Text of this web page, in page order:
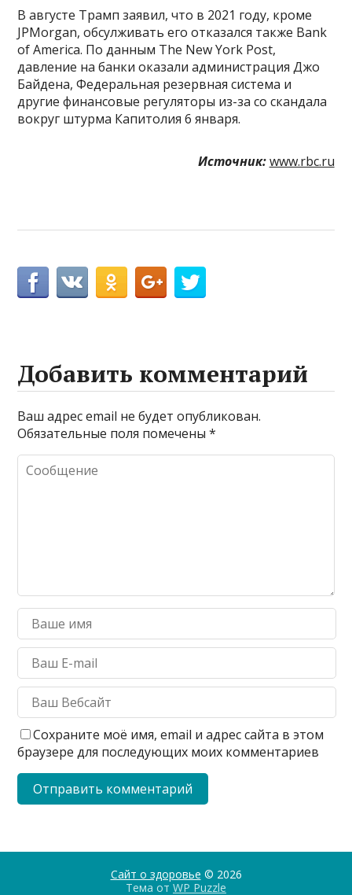
В августе Трамп заявил, что в 2021 году, кроме
JPMorgan, обсулживать его отказался также Bank
of America. По данным The New York Post,
давление на банки оказали администрация Джо
Байдена, Федеральная резервная система и
другие финансовые регуляторы из-за со скандала
вокруг штурма Капитолия 6 января.
Источник: www.rbc.ru
Добавить комментарий
Ваш адрес email не будет опубликован.
Обязательные поля помечены*
Сохраните моё имя, email и адрес сайта в этом
браузере для последующих моих комментариев
Сайт о здоровье © 2026
Тема от WP Puzzle